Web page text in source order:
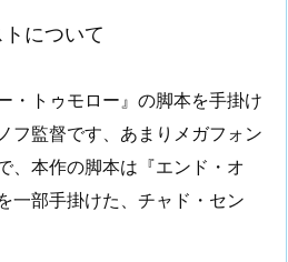
について
・トゥモロー』の脚本を手掛け
フ監督です、あまりメガフォン
、本作の脚本は『エンド・オ
一部手掛けた、チャド・セン